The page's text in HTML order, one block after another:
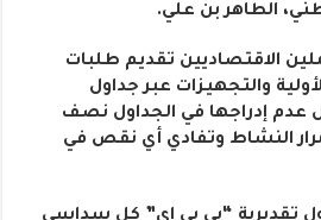
الطاهر بن علي.
الاقتصاديين تقديم طلبات
والتجهيزات عبر جداول
عدم إدراجها في الجداول نصف
النشاط وتفادي أي نقص في